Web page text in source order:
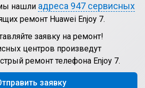
нашли адреса 947 сервисных
ремонт Huawei Enjoy 7.
заявку на ремонт!
центров произведут
ремонт телефона Enjoy 7.
заявку